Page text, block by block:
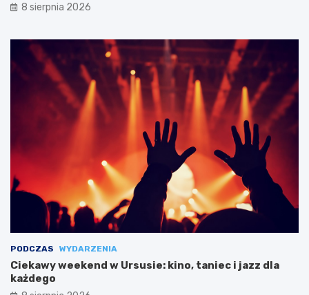
8 sierpnia 2026
PODCZAS WYDARZENIA
Ciekawy weekend w Ursusie: kino, taniec i jazz dla
każdego